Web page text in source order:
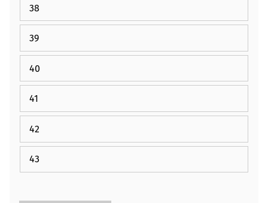
38
39
40
41
42
43